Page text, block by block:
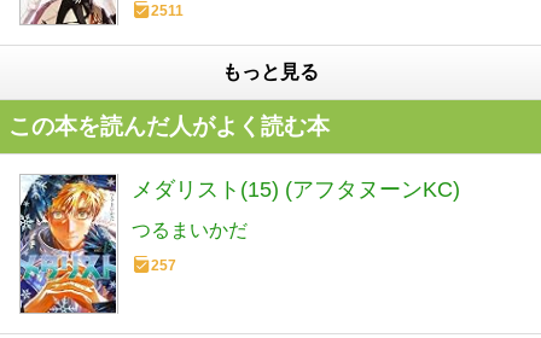
2511
もっと見る
この本を読んだ人がよく読む本
メダリスト(15) (アフタヌーンKC)
つるまいかだ
257